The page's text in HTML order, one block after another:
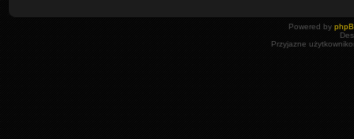
Powered by
Przyjazne